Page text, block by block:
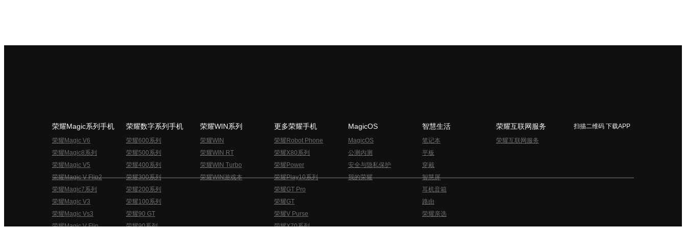
荣耀Magic系列手机
荣耀Magic V6
荣耀Magic8系列
荣耀Magic V5
荣耀Magic V Flip2
荣耀Magic7系列
荣耀Magic V3
荣耀Magic Vs3
荣耀Magic V Flip
荣耀数字系列手机
荣耀600系列
荣耀500系列
荣耀400系列
荣耀300系列
荣耀200系列
荣耀100系列
荣耀90 GT
荣耀90系列
荣耀WIN系列
荣耀WIN
荣耀WIN RT
荣耀WIN Turbo
荣耀WIN游戏本
更多荣耀手机
荣耀Robot Phone
荣耀X80系列
荣耀Power
荣耀Play10系列
荣耀GT Pro
荣耀GT
荣耀V Purse
荣耀X70系列
MagicOS
MagicOS
公测内测
安全与隐私保护
我的荣耀
智慧生活
笔记本
平板
穿戴
智慧屏
耳机音箱
路由
荣耀亲选
荣耀互联网服务
荣耀互联网服务
扫描二维码 下载APP